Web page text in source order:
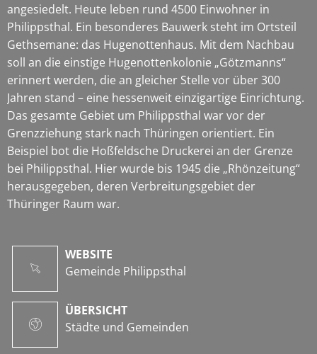
angesiedelt. Heute leben rund 4500 Einwohner in
Philippsthal. Ein besonderes Bauwerk steht im Ortsteil
Gethsemane: das Hugenottenhaus. Mit dem Nachbau
soll an die einstige Hugenottenkolonie „Götzmanns“
erinnert werden, die an gleicher Stelle vor über 300
Jahren stand – eine hessenweit einzigartige Einrichtung.
Das gesamte Gebiet um Philippsthal war vor der
Grenzziehung stark nach Thüringen orientiert. Ein
Beispiel bot die Hoßfeldsche Druckerei an der Grenze
bei Philippsthal. Hier wurde bis 1945 die „Rhönzeitung“
herausgegeben, deren Verbreitungsgebiet der
Thüringer Raum war.
WEBSITE
Gemeinde Philippsthal
ÜBERSICHT
Städte und Gemeinden